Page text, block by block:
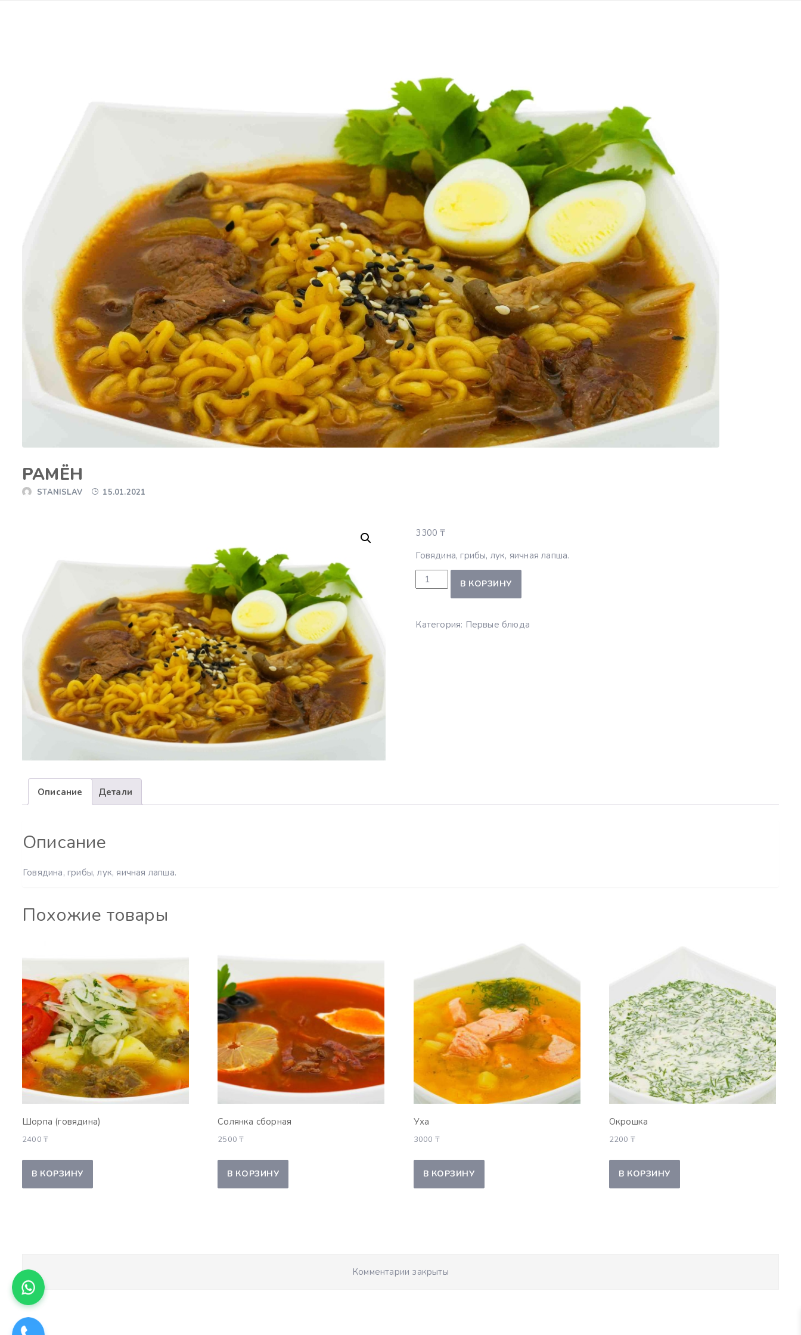
РАМЁН
STANISLAV 15.01.2021
3300₸
Говядина, грибы, лук, яичная лапша.
Количество товара Рамён
В КОРЗИНУ
Категория: Первые блюда
Описание Детали
Описание
Говядина, грибы, лук, яичная лапша.
Похожие товары
Шорпа (говядина)
2400 ₸
В КОРЗИНУ
Солянка сборная
2500₸
В КОРЗИНУ
Уха
3000 ₸
В КОРЗИНУ
Окрошка
2200 ₸
В КОРЗИНУ
Комментарии закрыты